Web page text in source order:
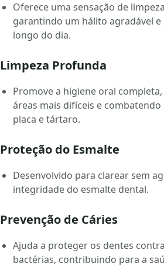
Oferece uma sensação de
garantindo um hálito agradável e
longo do dia.
Limpeza Profunda
Promove a higiene oral
áreas mais difíceis e
placa e tártaro.
Proteção do Esmalte
Desenvolvido para clarear sem
integridade do esmalte dental.
Prevenção de Cáries
Ajuda a proteger os dentes
bactérias, contribuindo para a